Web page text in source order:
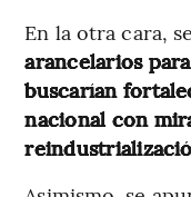
En la otra cara,
arancelarios
buscarían
nacional con